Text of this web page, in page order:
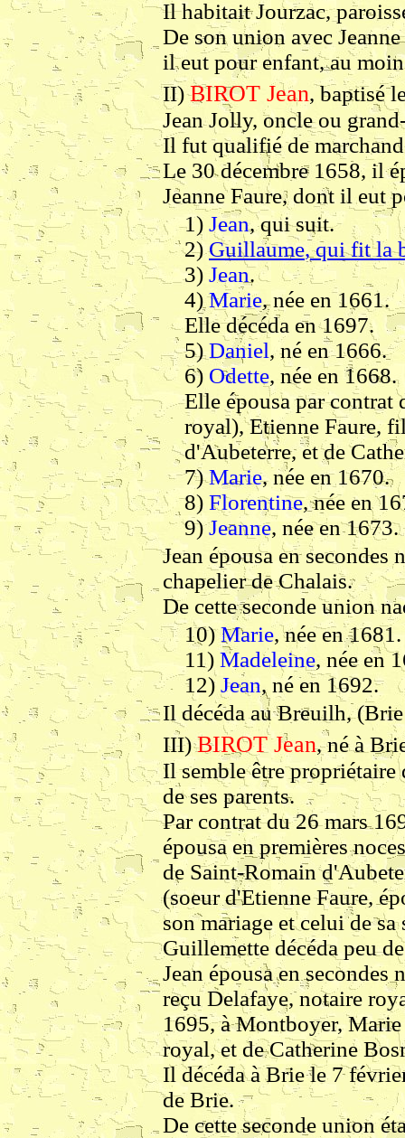
Il habitaitJourzac,
De son union avec
il eut pour enfant, au
II)BIROT Jean, baptisé
Jean Jolly, oncle ou
Il fut qualifié de
Le 30 décembre 1658, il
Jeanne Faure, dont il eut
1) Jean, qui suit.
2)Guillaume, qui fit la
3) Jean.
4)Marie, née en 1661.
Elle décéda en 1697.
5)Daniel, né en 1666.
6) Odette, née en 1668.
Elle épousa par contrat
royal), Etienne Faure,
d'Aubeterre, et de
7)Marie, née en 1670.
8) Florentine, née en
9)Jeanne, née en 1673.
Jean épousa en
chapelier de Chalais.
De cette seconde union
10)Marie, née en 1681.
11) Madeleine, née en
12)Jean, né en 1692.
Il décéda auBreuilh,
III)BIROT Jean, né à
Il semble être
de ses parents.
Par contrat du 26 mars
épousa en premières
de Saint-Romain
(soeur d'Etienne Faure,
son mariage et celui de
Guillemette décéda peu
Jean épousa en
reçu Delafaye, notaire
1695, à Montboyer,
royal, et de Catherine
Il décéda à Brie le 7
de Brie.
De cette seconde union